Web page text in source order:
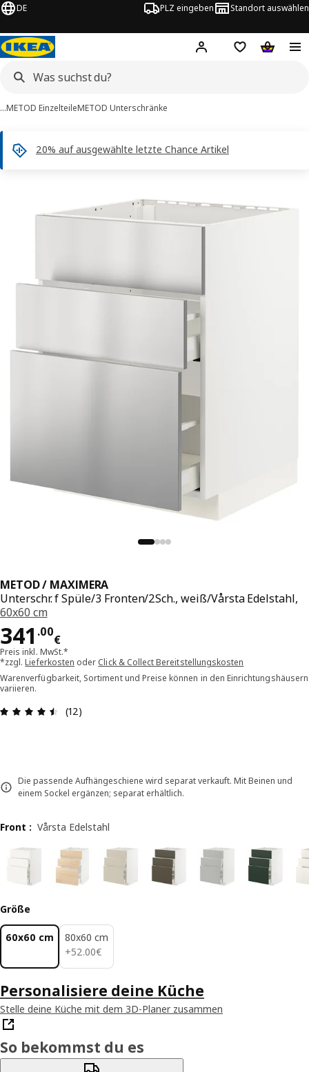
DE PLZ eingeben Standort auswählen
Hej! Hier einloggen
Merkzettel
…METOD EinzelteileMETOD Unterschränke
20% auf ausgewählte letzte Chance Artikel
METOD / MAXIMERA
Unterschr. f Spüle/3 Fronten/2Sch., weiß/Vårsta Edelstahl,
60x60 cm
341 .00
€
Preis 341.00€
Preis inkl. MwSt.*
*zzgl.Lieferkosten oder Click & Collect Bereitstellungskosten
Warenverfügbarkeit, Sortiment und Preise können in den Einrichtungshäusern
variieren.
Bewertung: 4.5 von 5 Sterne Alle Bewertungen:
(12)
Die passende Aufhängeschiene wird separat verkauft. Mit Beinen und
einem Sockel ergänzen; separat erhältlich.
Front : Vårsta Edelstahl
Größe
60x60 cm
80x60 cm
+52.00€
52.00€
Personalisiere deine Küche
Stelle deine Küche mit dem 3D-Planer zusammen
So bekommst du es